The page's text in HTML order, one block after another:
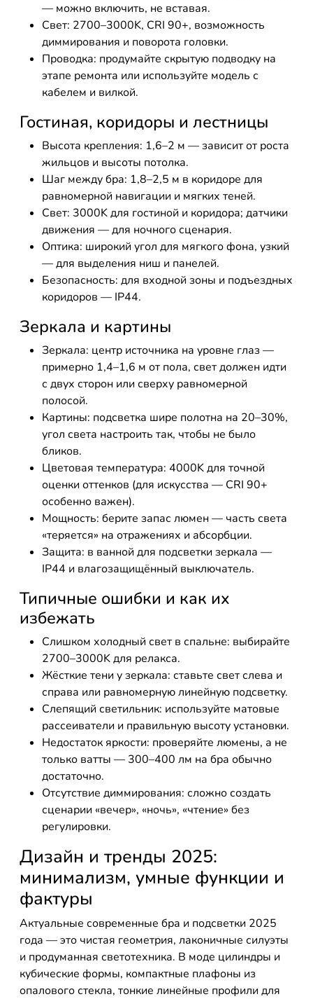
— можно включить, не вставая.
Свет: 2700–3000K, CRI 90+, возможность
диммирования и поворота головки.
Проводка: продумайте скрытую подводку на
этапе ремонта или используйте модель с
кабелем и вилкой.
Гостиная, коридоры и лестницы
Высота крепления: 1,6–2 м — зависит от роста
жильцов и высоты потолка.
Шаг между бра: 1,8–2,5 м в коридоре для
равномерной навигации и мягких теней.
Свет: 3000K для гостиной и коридора; датчики
движения — для ночного сценария.
Оптика: широкий угол для мягкого фона, узкий
— для выделения ниш и панелей.
Безопасность: для входной зоны и подъездных
коридоров — IP44.
Зеркала и картины
Зеркала: центр источника на уровне глаз —
примерно 1,4–1,6 м от пола, свет должен идти
с двух сторон или сверху равномерной
полосой.
Картины: подсветка шире полотна на 20–30%,
угол света настроить так, чтобы не было
бликов.
Цветовая температура: 4000K для точной
оценки оттенков (для искусства — CRI 90+
особенно важен).
Мощность: берите запас люмен — часть света
«теряется» на отражениях и абсорбции.
Защита: в ванной для подсветки зеркала —
IP44 и влагозащищённый выключатель.
Типичные ошибки и как их
избежать
Слишком холодный свет в спальне: выбирайте
2700–3000K для релакса.
Жёсткие тени у зеркала: ставьте свет слева и
справа или равномерную линейную подсветку.
Слепящий светильник: используйте матовые
рассеиватели и правильную высоту установки.
Недостаток яркости: проверяйте люмены, а не
только ватты — 300–400 лм на бра обычно
достаточно.
Отсутствие диммирования: сложно создать
сценарии «вечер», «ночь», «чтение» без
регулировки.
Дизайн и тренды 2025:
минимализм, умные функции и
фактуры
Актуальные современные бра и подсветки 2025
года — это чистая геометрия, лаконичные силуэты
и продуманная светотехника. В моде цилиндры и
кубические формы, компактные плафоны из
опалового стекла, тонкие линейные профили для